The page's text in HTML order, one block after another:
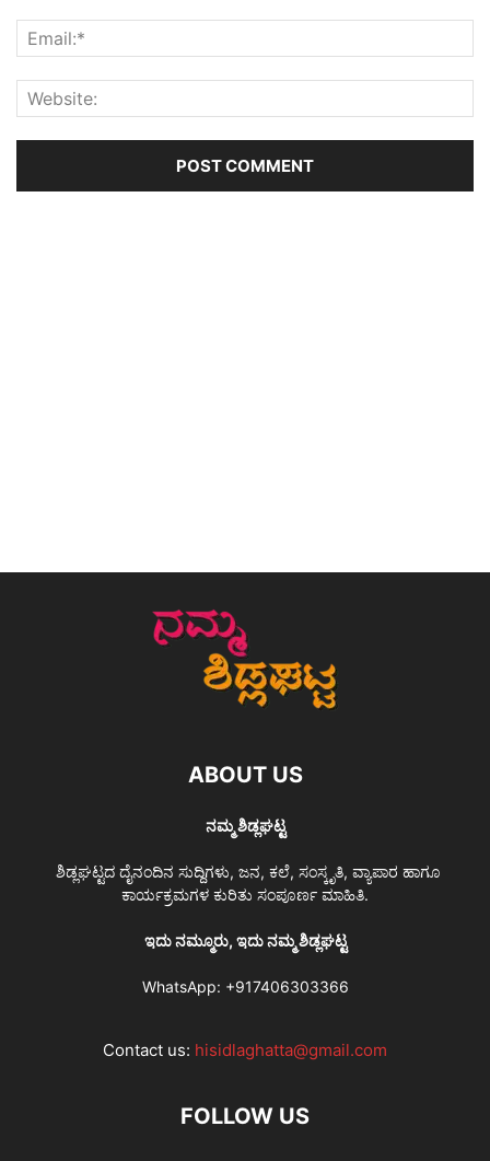
ABOUT US
ನಮ್ಮ ಶಿಡ್ಲಘಟ್ಟ
ಶಿಡ್ಲಘಟ್ಟದ ದೈನಂದಿನ ಸುದ್ದಿಗಳು, ಜನ, ಕಲೆ, ಸಂಸ್ಕೃತಿ, ವ್ಯಾಪಾರ ಹಾಗೂ
ಕಾರ್ಯಕ್ರಮಗಳ ಕುರಿತು ಸಂಪೂರ್ಣ ಮಾಹಿತಿ.
ಇದು ನಮ್ಮೂರು, ಇದು ನಮ್ಮ ಶಿಡ್ಲಘಟ್ಟ
WhatsApp: +917406303366
Contact us: hisidlaghatta@gmail.com
FOLLOW US